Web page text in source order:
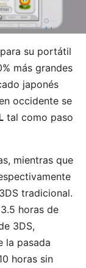
su portátil
más grandes
japonés
occidente se
tal como paso
mientras que
tradicional.
horas de
3DS,
la pasada
horas sin